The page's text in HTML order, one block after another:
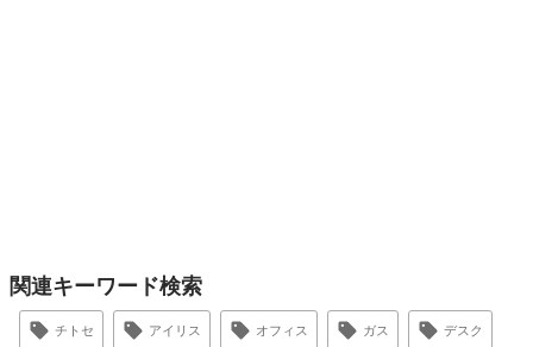
関連キーワード検索
チトセ アイリス オフィス ガス デスク